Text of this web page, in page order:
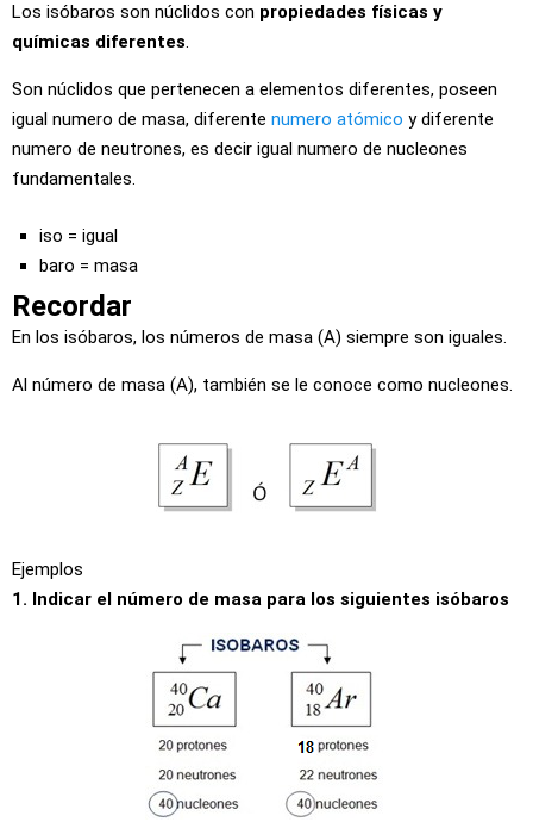
Los isóbaros son núclidos con propiedades físicas y
químicas diferentes.
Son núclidos que pertenecen a elementos diferentes, poseen
igual numero de masa, diferente numero atómico y diferente
numero de neutrones, es decir igual numero de nucleones
fundamentales.
iso = igual
baro = masa
Recordar
En los isóbaros, los números de masa (A) siempre son iguales.
Al número de masa (A), también se le conoce como nucleones.
Ejemplos
1. Indicar el número de masa para los siguientes isóbaros